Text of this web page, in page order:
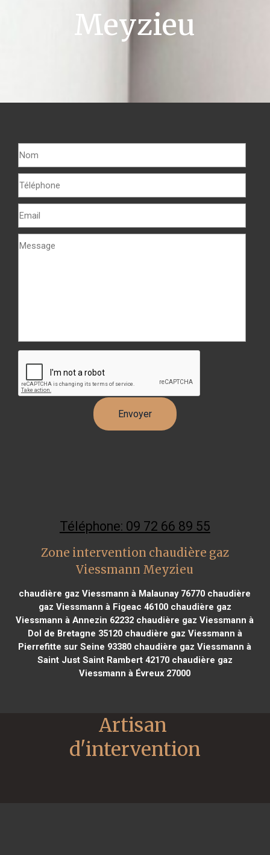
Meyzieu
Téléphone: 09 72 66 89 55
Zone intervention chaudière gaz
Viessmann Meyzieu
chaudière gaz Viessmann à Malaunay 76770 chaudière
gaz Viessmann à Figeac 46100chaudière gaz
Viessmann à Annezin 62232 chaudière gaz Viessmann à
Dol de Bretagne 35120chaudière gaz Viessmann à
Pierrefitte sur Seine 93380 chaudière gaz Viessmann à
Saint Just Saint Rambert 42170chaudière gaz
Viessmann à Évreux 27000
Artisan
d'intervention